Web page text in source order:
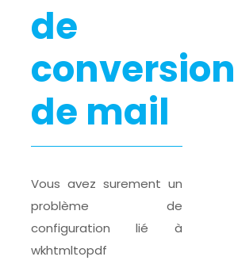
de
conversion
de mail
Vous avez surement un
problème de
configuration lié à
wkhtmltopdf